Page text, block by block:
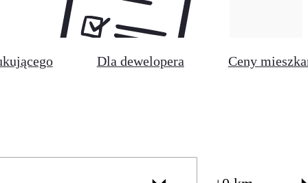
Dla dewelopera Ceny